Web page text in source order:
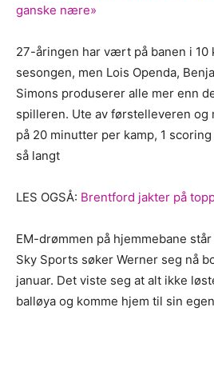
ganske nære»
27-åringen har vært på banen i 10
sesongen, men Lois Openda,
Simons produserer alle mer enn
spilleren. Ute av førstelleveren og
på 20 minutter per kamp, 1
så langt
LES OGSÅ: Brentford jakter på
EM-drømmen på hjemmebane
Sky Sports søker Werner seg nå
januar. Det viste seg at alt ikke
balløya og komme hjem til sin